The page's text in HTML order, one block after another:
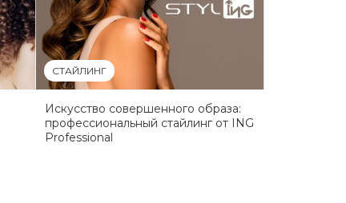
СТАЙЛИНГ
Искусство совершенного образа:
профессиональный стайлинг от ING
Professional